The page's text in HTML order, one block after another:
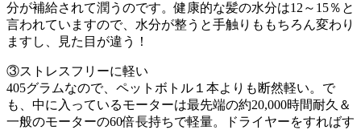
分が補給されて潤うのです。健康的な髪の水分は12～15％と
言われていますので、水分が整うと手触りももちろん変わり
ますし、見た目が違う！
③ストレスフリーに軽い
405グラムなので、ペットボトル１本よりも断然軽い。で
も、中に入っているモーターは最先端の約20,000時間耐久＆
一般のモーターの60倍長持ちで軽量。ドライヤーをすればす